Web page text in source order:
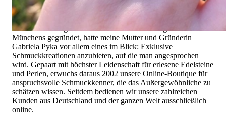
Hochwertiger Schmuck ist mehr als „nur ein Accessoire“ - das
ist nicht nur unsere Überzeugung, sondern auch der Gedanke,
mit dem alles begann. 1995 als kleines Juweliergeschäft nahe
Münchens gegründet, hatte meine Mutter und Gründerin
Gabriela Pyka vor allem eines im Blick: Exklusive
Schmuckkreationen anzubieten, auf die man angesprochen
wird. Gepaart mit höchster Leidenschaft für erlesene Edelsteine
und Perlen, erwuchs daraus 2002 unsere Online-Boutique für
anspruchsvolle Schmuckkenner, die das Außergewöhnliche zu
schätzen wissen. Seitdem bedienen wir unsere zahlreichen
Kunden aus Deutschland und der ganzen Welt ausschließlich
online.